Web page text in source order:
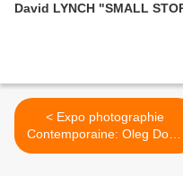
David LYNCH "SMALL
< Expo photographie
Contemporaine: Oleg Dou "
Another face"